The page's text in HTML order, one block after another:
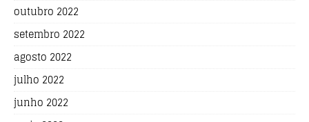
outubro 2022
setembro 2022
agosto 2022
julho 2022
junho 2022